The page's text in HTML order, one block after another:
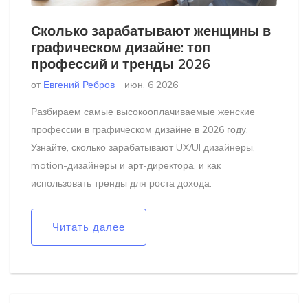
Сколько зарабатывают женщины в
графическом дизайне: топ
профессий и тренды 2026
от Евгений Ребров июн, 6 2026
Разбираем самые высокооплачиваемые женские
профессии в графическом дизайне в 2026 году.
Узнайте, сколько зарабатывают UX/UI дизайнеры,
motion-дизайнеры и арт-директора, и как
использовать тренды для роста дохода.
Читать далее